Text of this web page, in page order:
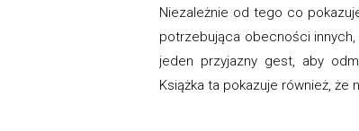
Niezależnie od tego co
potrzebująca obecności
jeden przyjazny gest, aby
Książka ta pokazuje również,